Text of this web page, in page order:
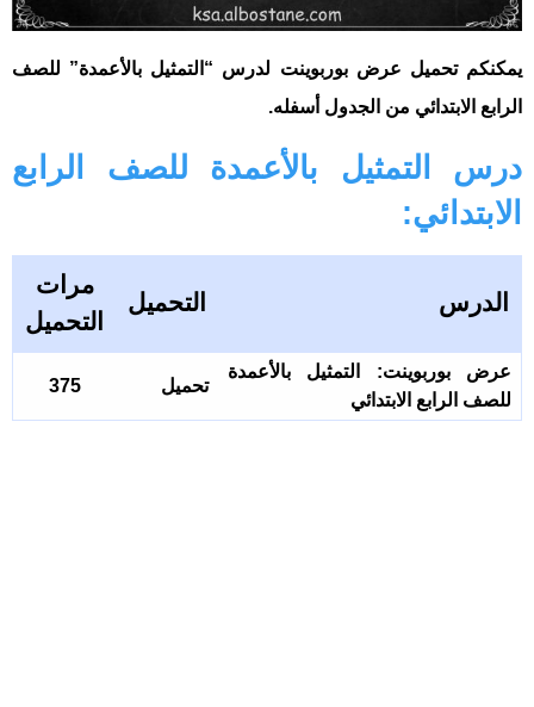
يمكنكم تحميل عرض بوربوينت لدرس “التمثيل بالأعمدة” للصف
الرابع الابتدائي من الجدول أسفله.
درس التمثيل بالأعمدة للصف الرابع
الابتدائي:
الدرس التحميل
مرات
التحميل
عرض بوربوينت: التمثيل بالأعمدة
للصف الرابع الابتدائي
تحميل 375